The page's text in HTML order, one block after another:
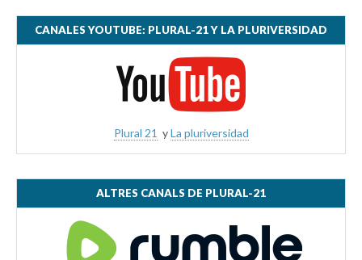
CANALES YOUTUBE: PLURAL-21 Y LA PLURIVERSIDAD
Plural 21 yLa pluriversidad
ALTRES CANALS DE PLURAL-21